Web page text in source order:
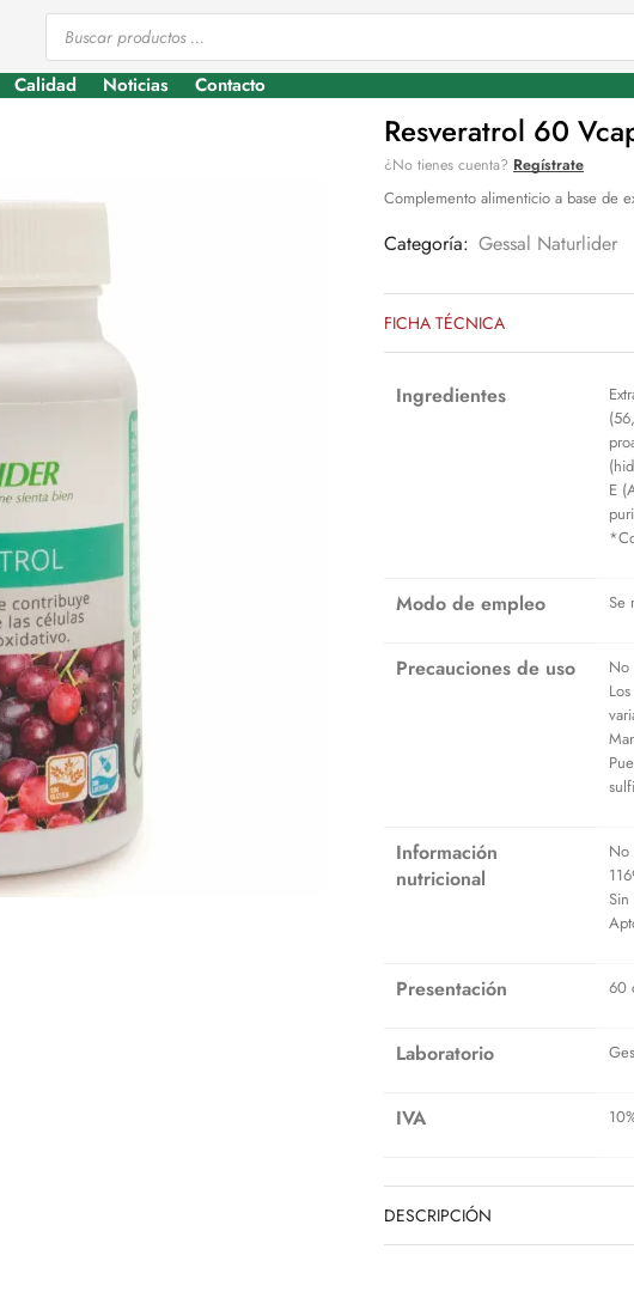
Calidad Noticias Contacto
Resveratrol 60
¿No tienes cuenta? Regístrate
Complemento alimenticio a base de
Categoría: Gessal Naturlider
FICHA TÉCNICA
Ingredientes
E
Modo de empleo Se
Precauciones de uso
No
Información
nutricional
No
Presentación 60
Laboratorio
IVA
DESCRIPCIÓN